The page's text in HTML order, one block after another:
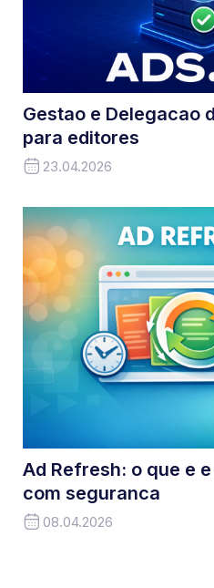
Gestao e Delegacao
para editores
23.04.2026
Ad Refresh: o que e
com seguranca
08.04.2026